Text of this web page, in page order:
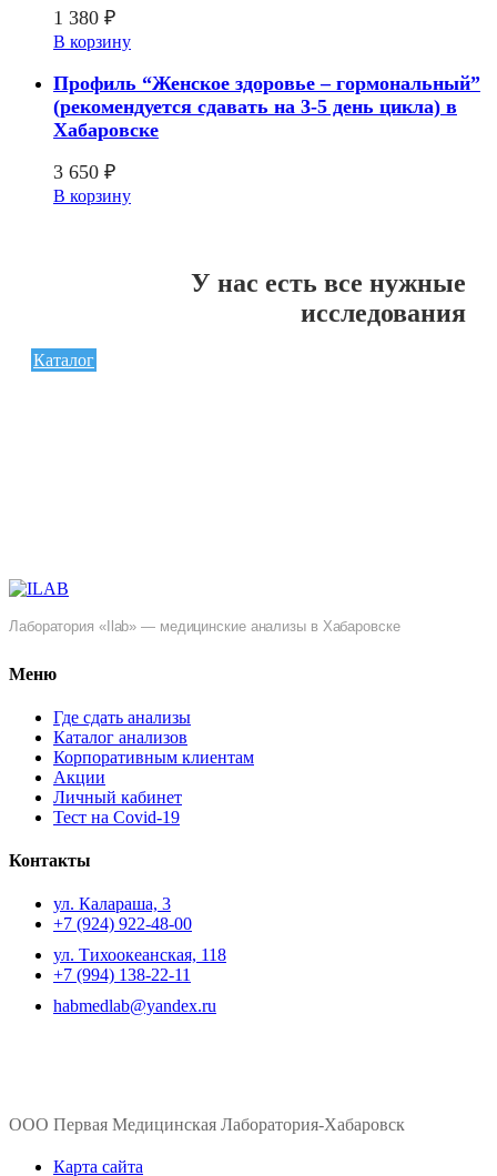
1 380 ₽
В корзину
Профиль “Женское здоровье – гормональный”
(рекомендуется сдавать на 3-5 день цикла) в
Хабаровске
3 650 ₽
В корзину
У нас есть все нужные
исследования
Каталог
Лаборатория «Ilab» — медицинские анализы в Хабаровске
Меню
Где сдать анализы
Каталог анализов
Корпоративным клиентам
Акции
Личный кабинет
Тест на Covid-19
Контакты
ул. ​Калараша, 3
+7 (924) 922-48-00
ул. ​Тихоокеанская, 118
+7 (994) 138-22-11
habmedlab@yandex.ru
ООО Первая Медицинская Лаборатория-Хабаровск
Карта сайта